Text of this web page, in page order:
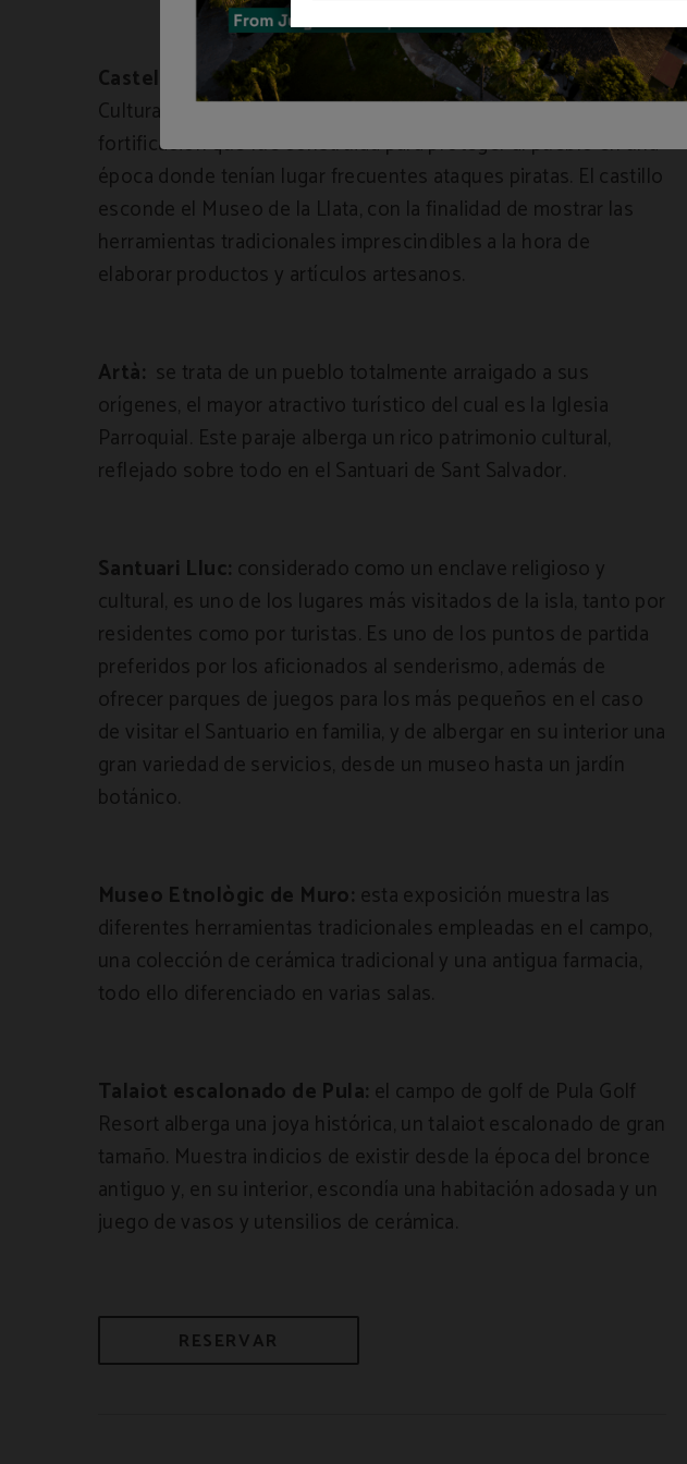
Castell de Capdepera:
declarado como Bien de Interés
Cultural gracias a su estado de conservación, se trata de una
fortificación que fue construida para proteger al pueblo en una
época donde tenían lugar frecuentes ataques piratas. El castillo
esconde el Museo de la Llata, con la finalidad de mostrar las
herramientas tradicionales imprescindibles a la hora de
elaborar productos y artículos artesanos.
Artà: se trata de un pueblo totalmente arraigado a sus
orígenes, el mayor atractivo turístico del cual es la Iglesia
Parroquial. Este paraje alberga un rico patrimonio cultural,
reflejado sobre todo en el Santuari de Sant Salvador.
Santuari Lluc: considerado como un enclave religioso y
cultural, es uno de los lugares más visitados de la isla, tanto por
residentes como por turistas. Es uno de los puntos de partida
preferidos por los aficionados al senderismo, además de
ofrecer parques de juegos para los más pequeños en el caso
de visitar el Santuario en familia, y de albergar en su interior una
gran variedad de servicios, desde un museo hasta un jardín
botánico.
Museo Etnològic de Muro: esta exposición muestra las
diferentes herramientas tradicionales empleadas en el campo,
una colección de cerámica tradicional y una antigua farmacia,
todo ello diferenciado en varias salas.
Talaiot escalonado de Pula: el campo de golf de Pula Golf
Resort alberga una joya histórica, un talaiot escalonado de gran
tamaño. Muestra indicios de existir desde la época del bronce
antiguo y, en su interior, escondía una habitación adosada y un
juego de vasos y utensilios de cerámica.
RESERVAR